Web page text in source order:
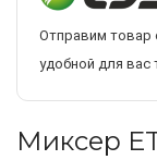
Отправим товар
удобной для вас
Миксер